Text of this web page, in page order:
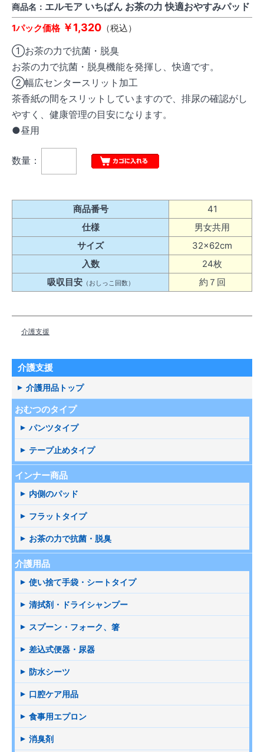
商品名： エルモア いちばん お茶の力 快適おやすみパッド
1パック価格￥1,320 （税込）
①お茶の力で抗菌・脱臭
お茶の力で抗菌・脱臭機能を発揮し、快適です。
②幅広センタースリット加工
茶香紙の間をスリットしていますので、排尿の確認がし
やすく、健康管理の目安になります。
●昼用
数量：
商品番号
41
仕様
男女共用
サイズ
32×62cm
入数
24枚
吸収目安（おしっこ回数） 約７回
介護支援
介護支援
介護用品トップ
おむつのタイプ
パンツタイプ
テープ止めタイプ
インナー商品
内側のパッド
フラットタイプ
お茶の力で抗菌・脱臭
介護用品
使い捨て手袋・シートタイプ
清拭剤・ドライシャンプー
スプーン・フォーク、箸
差込式便器・尿器
防水シーツ
口腔ケア用品
食事用エプロン
消臭剤